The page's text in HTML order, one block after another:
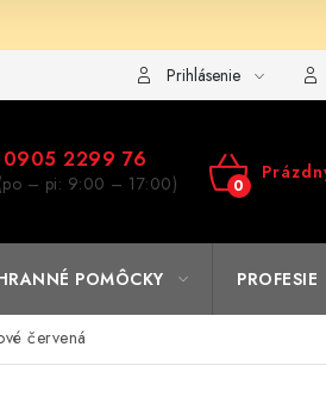
na výmenu tovaru Kto sme
Prihlásenie
2299 76
– pi: 9:00 – 17:00)
NÁKUPNÝ
POMÔCKY PROFESIE
červená